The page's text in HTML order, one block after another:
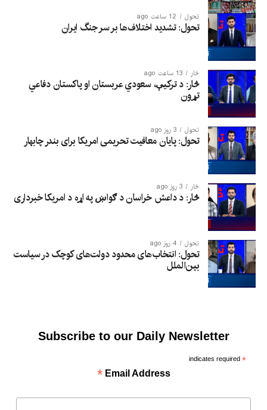
تحول 12 ساعت ago
تحول: تشدید اختلاف‌ها بر سر جنگ ایران
څار 13 ساعت ago
څار: د ترکیې، سعودي عربستان او پاکستان دفاعي
تړون
تحول 3 روز ago
تحول: پایان معافیت تحریمی امریکا برای بندر چابهار
څار 3 روز ago
څار: د داعش خراسان د ګواښ په اړه د امریکا خبرداری
تحول 4 روز ago
تحول: انتخاب‌های محدود دولت‌های کوچک در سیاست
بین‌الملل
Subscribe to our Daily Newsletter
*
indicates required
Email Address
*